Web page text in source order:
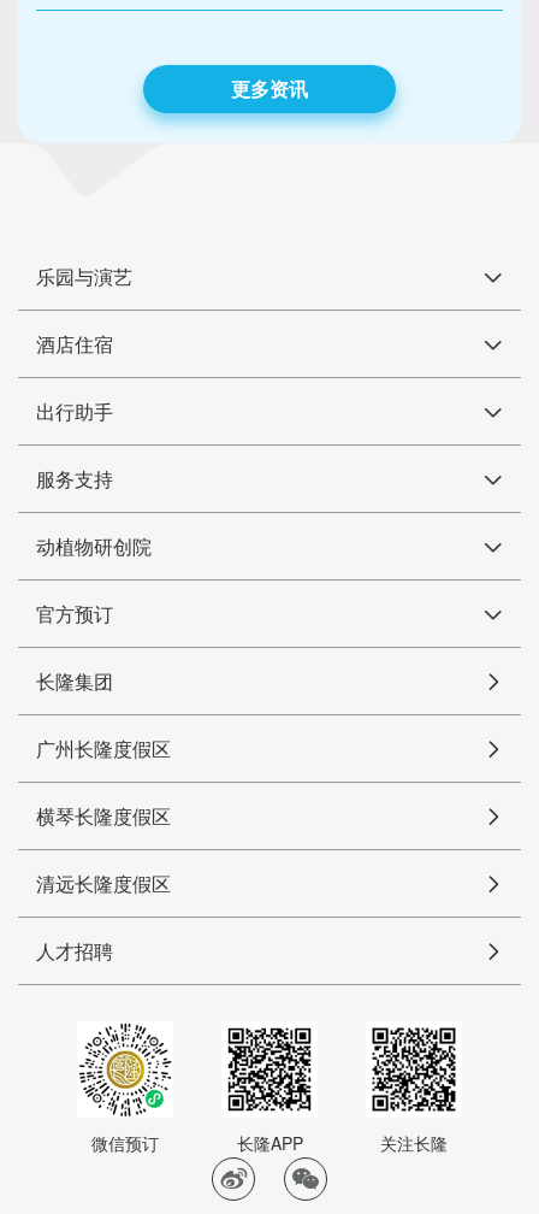
更多资讯
乐园与演艺
酒店住宿
出行助手
服务支持
动植物研创院
官方预订
长隆集团
广州长隆度假区
横琴长隆度假区
清远长隆度假区
人才招聘
微信预订 长隆APP 关注长隆